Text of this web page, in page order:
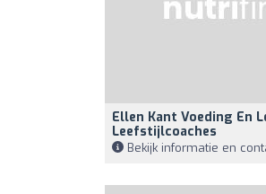
Ellen Kant Voeding En
Leefstijlcoaches
Bekijk informatie en